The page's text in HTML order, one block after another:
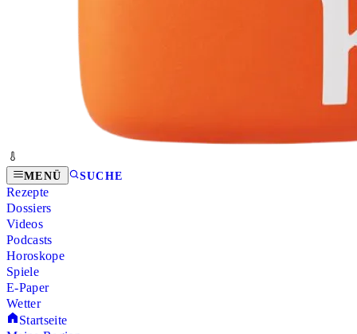
MENÜ SUCHE
Rezepte
Dossiers
Videos
Podcasts
Horoskope
Spiele
E-Paper
Wetter
Startseite